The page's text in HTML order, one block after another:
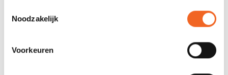
Noodzakelijk
Voorkeuren